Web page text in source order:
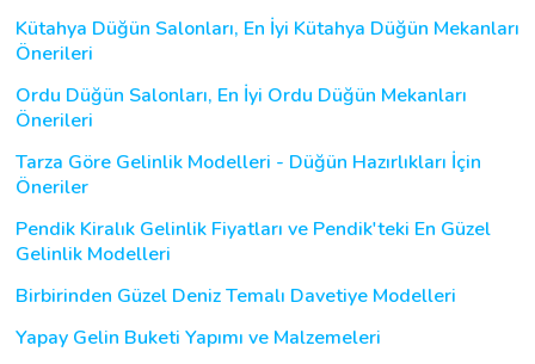
Kütahya Düğün Salonları, En İyi Kütahya Düğün Mekanları
Önerileri
Ordu Düğün Salonları, En İyi Ordu Düğün Mekanları
Önerileri
Tarza Göre Gelinlik Modelleri - Düğün Hazırlıkları İçin
Öneriler
Pendik Kiralık Gelinlik Fiyatları ve Pendik'teki En Güzel
Gelinlik Modelleri
Birbirinden Güzel Deniz Temalı Davetiye Modelleri
Yapay Gelin Buketi Yapımı ve Malzemeleri